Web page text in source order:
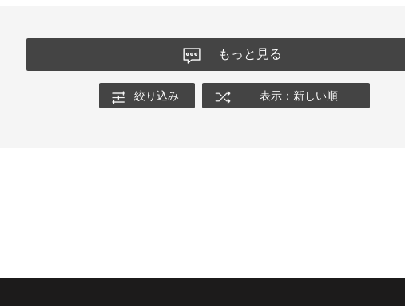
もっと見る
絞り込み 表示：新しい順